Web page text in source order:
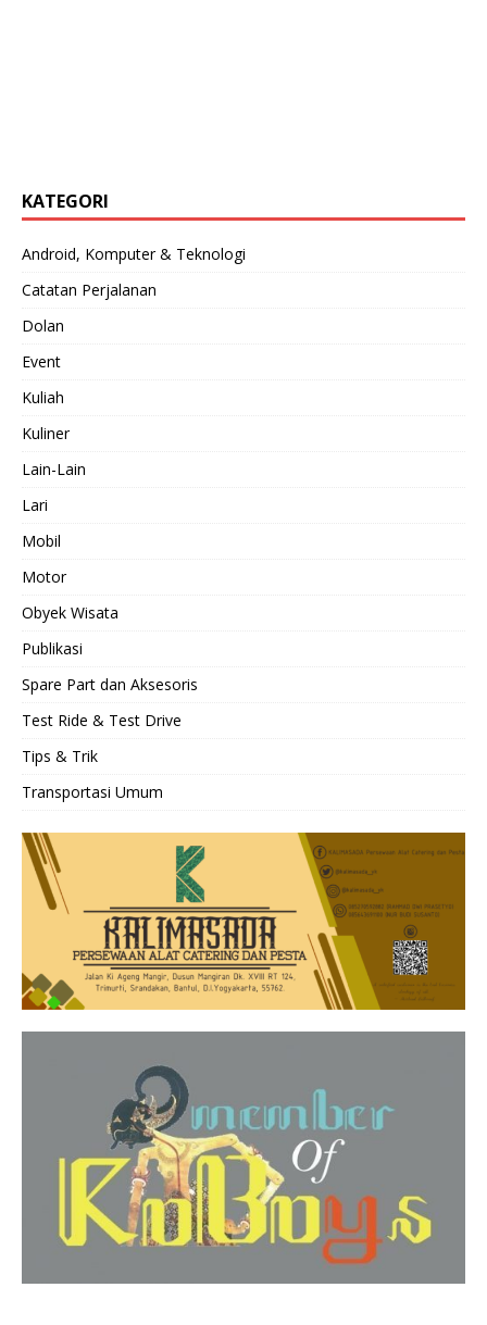
KATEGORI
Android, Komputer & Teknologi
Catatan Perjalanan
Dolan
Event
Kuliah
Kuliner
Lain-Lain
Lari
Mobil
Motor
Obyek Wisata
Publikasi
Spare Part dan Aksesoris
Test Ride & Test Drive
Tips & Trik
Transportasi Umum